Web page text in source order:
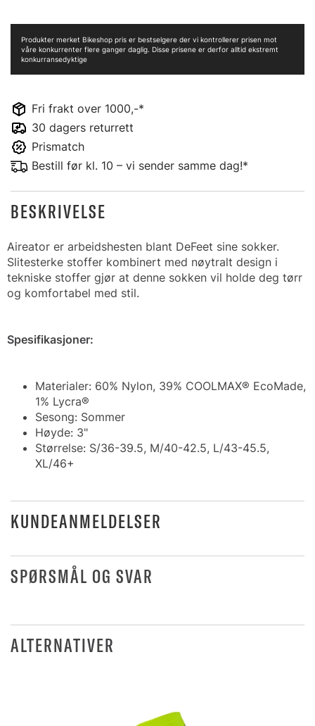
Fri frakt over 1000,-*
30 dagers returrett
Prismatch
Bestill før kl. 10 – vi sender samme dag!*
Produkter merket Bikeshop pris er bestselgere der vi kontrollerer prisen mot
våre konkurrenter flere ganger daglig. Disse prisene er derfor alltid ekstremt
konkurransedyktige
BESKRIVELSE
Aireator er arbeidshesten blant DeFeet sine sokker.
Slitesterke stoffer kombinert med nøytralt design i
tekniske stoffer gjør at denne sokken vil holde deg tørr
og komfortabel med stil.
Spesifikasjoner:
Materialer: 60% Nylon, 39% COOLMAX® EcoMade,
1% Lycra®
Sesong: Sommer
Høyde: 3"
Størrelse: S/36-39.5, M/40-42.5, L/43-45.5,
XL/46+
KUNDEANMELDELSER
SPØRSMÅL OG SVAR
ALTERNATIVER